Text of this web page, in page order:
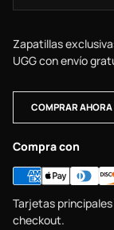
Zapatillas
UGG con envío
COMPRAR AHORA
Compra con
Tarjetas
checkout.